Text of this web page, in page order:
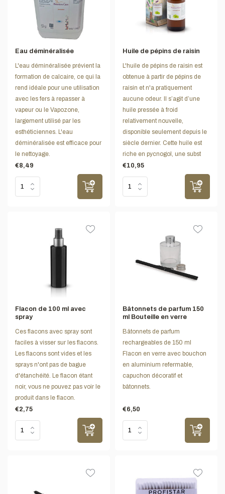
Eau déminéralisée
L'eau déminéralisée prévient la
formation de calcaire, ce qui la
rend idéale pour une utilisation
avec les fers à repasser à
vapeur ou le Vapozone,
largement utilisé par les
esthéticiennes. L'eau
déminéralisée est efficace pour
le nettoyage.
€8,49
Huile de pépins de raisin
L'huile de pépins de raisin est
obtenue à partir de pépins de
raisin et n'a pratiquement
aucune odeur. Il s’agit d’une
huile pressée à froid
relativement nouvelle,
disponible seulement depuis le
siècle dernier. Cette huile est
riche en pycnogol, une subst
€10,95
Flacon de 100 ml avec
spray
Ces flacons avec spray sont
faciles à visser sur les flacons.
Les flacons sont vides et les
sprays n'ont pas de bague
d'étanchéité. Le flacon étant
noir, vous ne pouvez pas voir le
produit dans le flacon.
€2,75
Bâtonnets de parfum 150
ml Bouteille en verre
Bâtonnets de parfum
rechargeables de 150 ml
Flacon en verre avec bouchon
en aluminium refermable,
capuchon décoratif et
bâtonnets.
€6,50